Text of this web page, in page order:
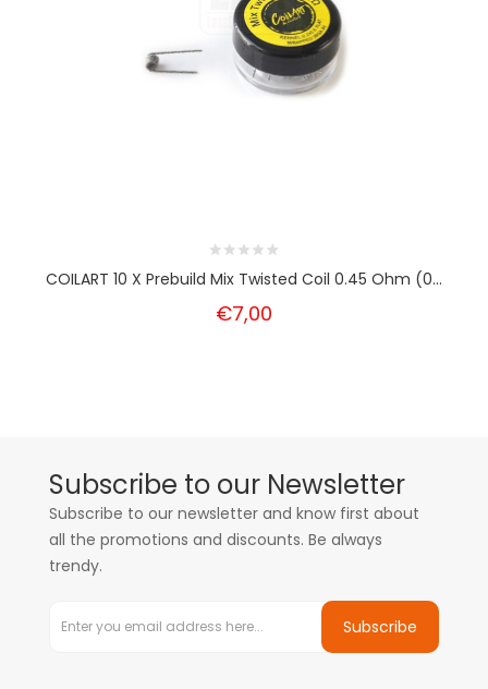
COILART 10 X Prebuild Mix Twisted Coil 0.45 Ohm (0...
€7,00
Subscribe to our Newsletter
Subscribe to our newsletter and know first about
all the promotions and discounts. Be always
trendy.
Subscribe